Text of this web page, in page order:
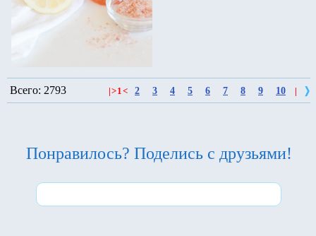
Всего: 2793 >1< 2 3 4 5 6 7 8 9 10
Понравилось? Поделись с друзьями!